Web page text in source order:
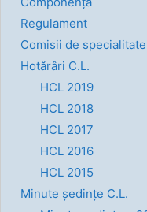
Regulament
Comisii de specialitate
Hotărâri C.L.
HCL 2019
HCL 2018
HCL 2017
HCL 2016
HCL 2015
Minute ședințe C.L.